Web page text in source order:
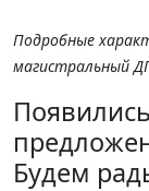
Подробные
магистральный
Будем